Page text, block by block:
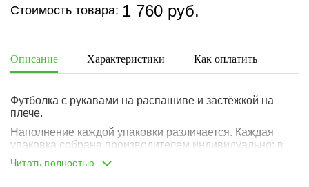
Стоимость товара: 1 760 руб.
Описание Характеристики Как оплатить
Футболка с рукавами на распашиве и застёжкой на
плече.
Наполнение каждой упаковки различается. Каждая
упаковка собрана производителем индивидуально: в
упаковку вложено ассорти расцветок и размеров в
диапазоне указанного размерного ряда. Точную
Читать полностью